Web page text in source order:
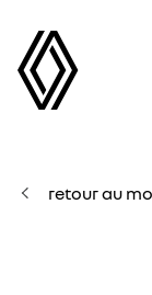
retour au